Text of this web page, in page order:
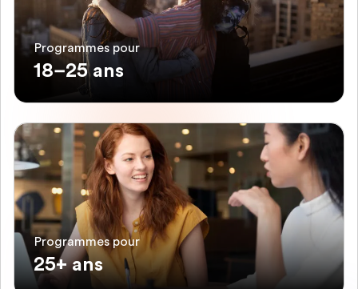
Programmes pour
18–25 ans
Programmes pour
25+ ans